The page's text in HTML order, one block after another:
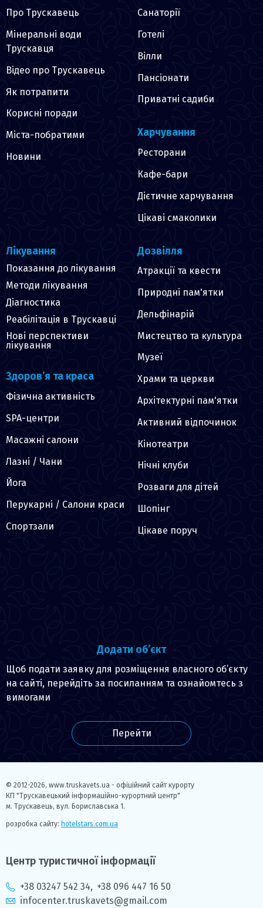
Про Трускавець
Мінеральні води
Трускавця
Відео про Трускавець
Як потрапити
Корисні поради
Міста-побратими
Новини
Санаторії
Готелі
Вілли
Пансіонати
Приватні садиби
Харчування
Ресторани
Кафе-бари
Дієтичне харчування
Цікаві смаколики
Лікування
Показання до лікування
Методи лікування
Діагностика
Реабілітація в Трускавці
Нові перспективи
лікування
Здоров’я та краса
Фізична активність
SPA-центри
Масажні салони
Лазні / Чани
Йога
Перукарні / Салони краси
Спортзали
Дозвілля
Атракції та квести
Природні пам'ятки
Дельфінарій
Мистецтво та культура
Музеї
Храми та церкви
Архітектурні пам'ятки
Активний відпочинок
Кінотеатри
Нічні клуби
Розваги для дітей
Шопінг
Цікаве поруч
Додати об’єкт
Щоб подати заявку для розміщення власного об’єкту
на сайті, перейдіть за посиланням та ознайомтесь з
вимогами
Перейти
© 2012-2026, www.truskavets.ua - офіційний сайт курорту
КП "Трускавецький інформаційно-курортний центр"
м. Трускавець, вул. Бориславська 1.
розробка сайту: hotelstars.com.ua
Центр туристичної інформації
+38 03247 542 34, +38 096 447 16 50
infocenter.truskavets@gmail.com